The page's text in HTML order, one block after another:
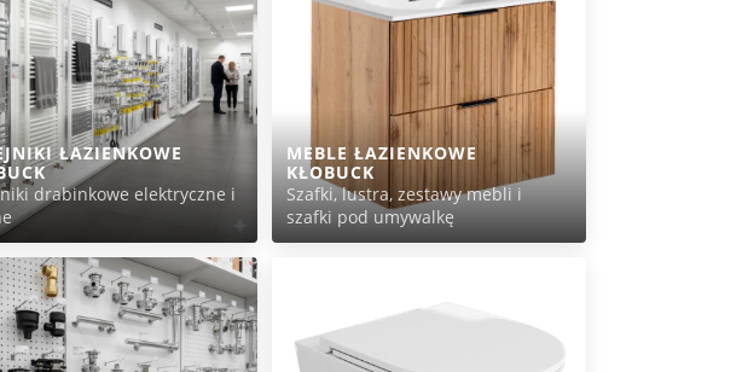
ŁAZIENKOWE
drabinkowe elektryczne i
MEBLE ŁAZIENKOWE
KŁOBUCK
Szafki, lustra, zestawy mebli i
szafki pod umywalkę